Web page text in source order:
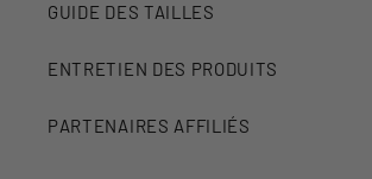
GUIDE DES TAILLES
ENTRETIEN DES PRODUITS
PARTENAIRES AFFILIÉS